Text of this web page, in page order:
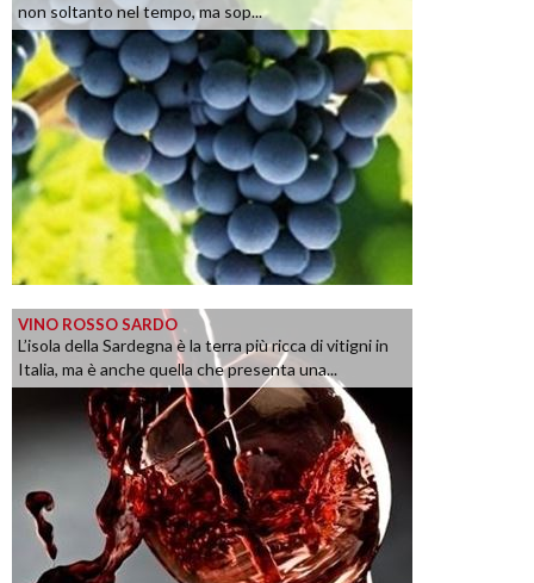
non soltanto nel tempo, ma sop...
VINO ROSSO SARDO
L’isola della Sardegna è la terra più ricca di vitigni in
Italia, ma è anche quella che presenta una...